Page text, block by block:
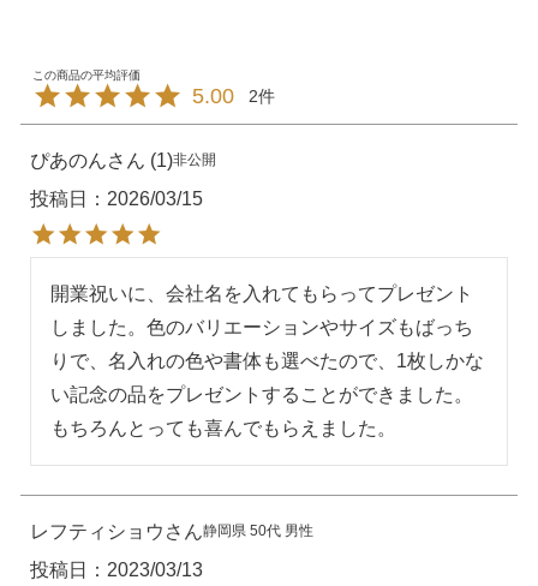
5.00 2
ぴあのん 1 非公開
投稿日 2026/03/15
開業祝いに、会社名を入れてもらってプレゼント
しました。色のバリエーションやサイズもばっち
りで、名入れの色や書体も選べたので、1枚しかな
い記念の品をプレゼントすることができました。
もちろんとっても喜んでもらえました。
レフティショウ 静岡県 50代 男性
投稿日 2023/03/13